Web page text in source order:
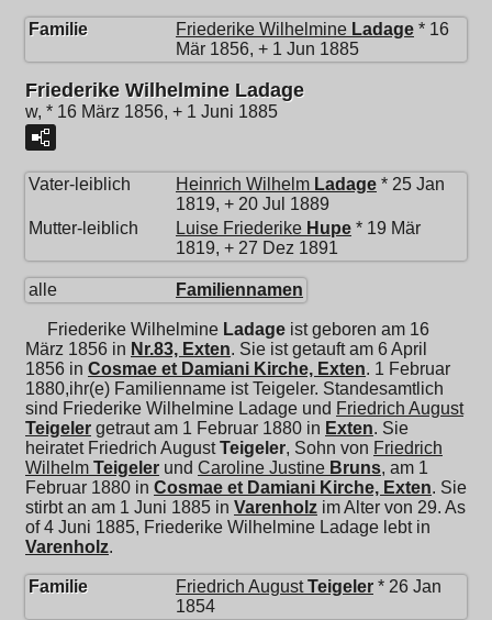
Familie Friederike Wilhelmine Ladage * 16
Mär 1856, + 1 Jun 1885
Friederike Wilhelmine Ladage
w, * 16 März 1856, + 1 Juni 1885
Vater-leiblich Heinrich Wilhelm Ladage * 25 Jan
1819, + 20 Jul 1889
Mutter-leiblich
Luise Friederike Hupe * 19 Mär
1819, + 27 Dez 1891
alle Familiennamen
Friederike Wilhelmine Ladage ist geboren am 16
März 1856 in Nr.83, Exten. Sie ist getauft am 6 April
1856 in Cosmae et Damiani Kirche, Exten. 1 Februar
1880,ihr(e) Familienname ist Teigeler. Standesamtlich
sind Friederike Wilhelmine Ladage und Friedrich August
Teigeler getraut am 1 Februar 1880 in Exten. Sie
heiratet Friedrich August Teigeler, Sohn von Friedrich
Wilhelm Teigeler und Caroline Justine Bruns, am 1
Februar 1880 in Cosmae et Damiani Kirche, Exten. Sie
stirbt an am 1 Juni 1885 in Varenholz im Alter von 29. As
of 4 Juni 1885, Friederike Wilhelmine Ladage lebt in
Varenholz.
Familie Friedrich August Teigeler * 26 Jan
1854